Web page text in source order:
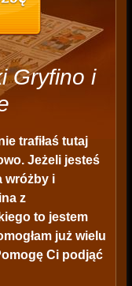
Gryfino i
trafiłaś tutaj
Jeżeli jesteś
wróżby i
z
to jestem
już wielu
Ci podjąć